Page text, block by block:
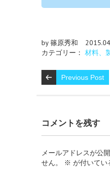
by 篠原秀和
カテゴリー： 材料、
Previous Post
コメントを残す
メールアドレスが公
せん。
※ が付いてい